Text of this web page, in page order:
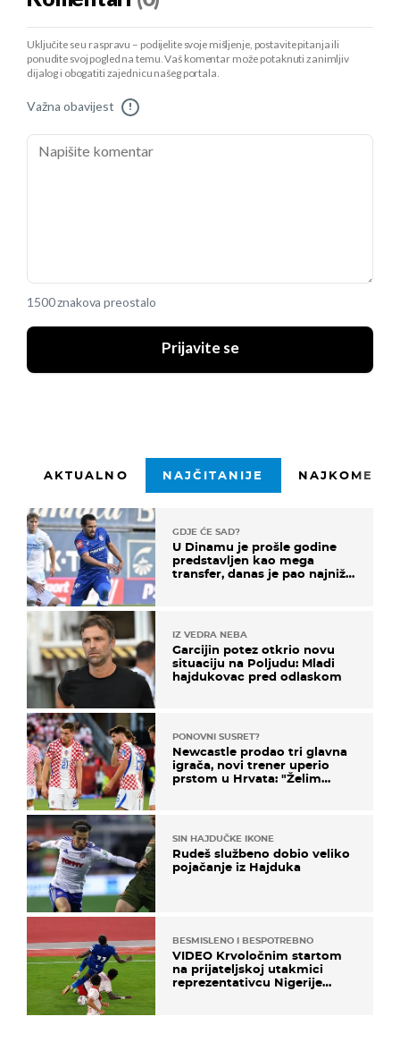
Uključite se u raspravu – podijelite svoje mišljenje, postavite pitanja ili
ponudite svoj pogled na temu. Vaš komentar može potaknuti zanimljiv
dijalog i obogatiti zajednicu našeg portala.
Važna obavijest !
1500 znakova preostalo
Prijavite se
AKTUALNO NAJČITANIJE
GDJE ĆE SAD?
U Dinamu je prošle godine
predstavljen kao mega
transfer, danas je pao najniže
IZ VEDRA NEBA
Garcijin potez otkrio novu
situaciju na Poljudu: Mladi
hajdukovac pred odlaskom
PONOVNI SUSRET?
Newcastle prodao tri glavna
igrača, novi trener uperio
prstom u Hrvata: "Želim
SIN HAJDUČKE IKONE
Rudeš službeno dobio veliko
pojačanje iz Hajduka
BESMISLENO I BESPOTREBNO
VIDEO Krvoločnim startom
na prijateljskoj utakmici
reprezentativcu Nigerije